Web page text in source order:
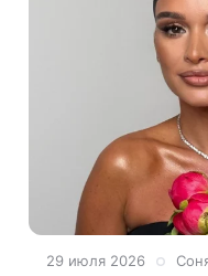
29 июля 2026